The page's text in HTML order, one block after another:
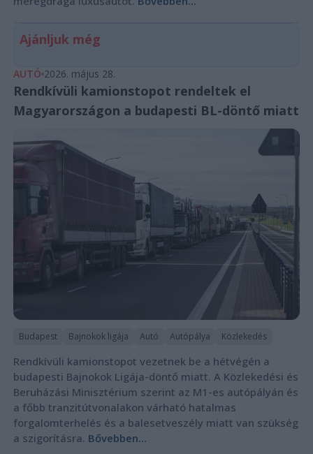
Ajánljuk még
AUTÓ 2026. május 28.
Rendkívüli kamionstopot rendeltek el
Magyarországon a budapesti BL-döntő miatt
Budapest Bajnokok ligája Autó Autópálya Közlekedés
Rendkívüli kamionstopot vezetnek be a hétvégén a
budapesti Bajnokok Ligája-döntő miatt. A Közlekedési és
Beruházási Minisztérium szerint az M1-es autópályán és
a főbb tranzitútvonalakon várható hatalmas
forgalomterhelés és a balesetveszély miatt van szükség
a szigorításra. Bővebben...